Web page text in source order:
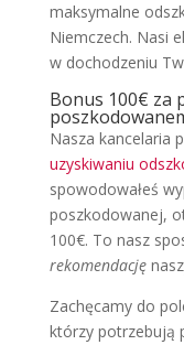
maksymalne
Niemczech. Nasi
w dochodzeniu
Bonus 100€ za
Nasza kancelaria
uzyskiwaniu
spowodowałeś
poszkodowanej,
100€. To nasz
rekomendację
Zachęcamy do
którzy potrzebują